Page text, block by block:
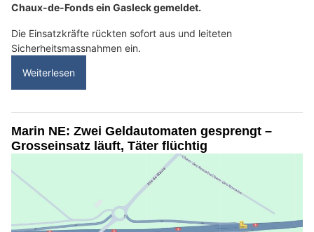
Chaux-de-Fonds ein Gasleck gemeldet.
Die Einsatzkräfte rückten sofort aus und leiteten
Sicherheitsmassnahmen ein.
Weiterlesen
Marin NE: Zwei Geldautomaten gesprengt –
Grosseinsatz läuft, Täter flüchtig